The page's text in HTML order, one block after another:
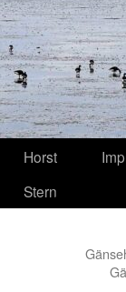
Horst
Stern